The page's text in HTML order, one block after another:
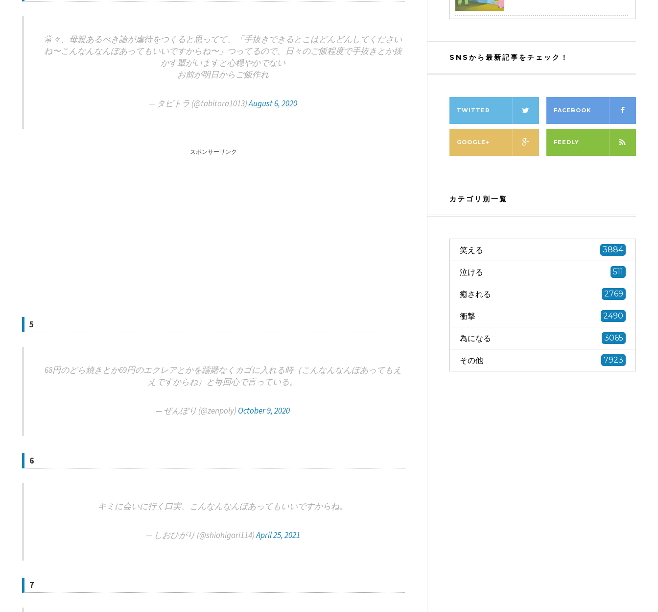
常々、母親あるべき論が虐待をつくると思ってて、「手抜きできるとこはどんどんしてください
ね〜こんなんなんぼあってもいいですからね〜」つってるので、日々のご飯程度で手抜きとか抜
かす輩がいますと心穏やかでない
お前が明日からご飯作れ
— タビトラ (@tabitora1013)August 6, 2020
スポンサーリンク
5
68円のどら焼きとか69円のエクレアとかを躊躇なくカゴに入れる時（こんなんなんぼあってもえ
えですからね）と毎回心で言っている。
— ぜんぽり (@zenpoly) October 9, 2020
6
キミに会いに行く口実、こんなんなんぼあってもいいですからね。
— しおひがり (@shiohigari114)April 25, 2021
7
SNSから最新記事をチェック！
TWITTER FACEBOOK
GOOGLE+ FEEDLY
カテゴリ別一覧
笑える 3884
泣ける 511
癒される 2769
衝撃 2490
為になる 3065
その他 7923